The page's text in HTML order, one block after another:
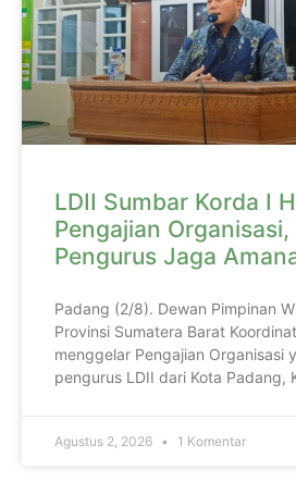
LDII Sumbar Korda I
Pengajian
Pengurus Jaga
Padang (2/8). Dewan Pimpinan
Provinsi Sumatera Barat
menggelar Pengajian Organisasi
pengurus LDII dari Kota Padang,
Agustus 2, 2026 1 Komentar